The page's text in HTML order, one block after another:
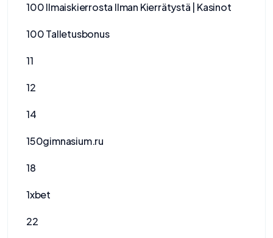
100 Ilmaiskierrosta Ilman Kierrätystä | Kasinot
100 Talletusbonus
11
12
14
150gimnasium.ru
18
1xbet
22